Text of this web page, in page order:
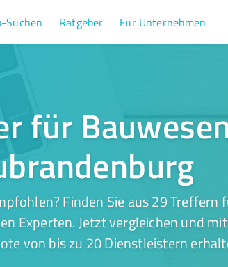
Suchen Ratgeber Für Unternehmen
für
Finden Sie aus 29 Treffern
Experten. Jetzt vergleichen und
von bis zu 20 Dienstleistern